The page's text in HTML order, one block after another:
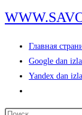
Перейти
к
содержимому
Главная
Google dan
Yandex dan